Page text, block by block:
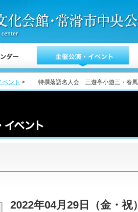
ベント > 特撰落語名人会 三遊亭小遊三・春
2022年04月29日（金・祝